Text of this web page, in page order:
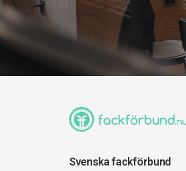
Svenska fackförbund